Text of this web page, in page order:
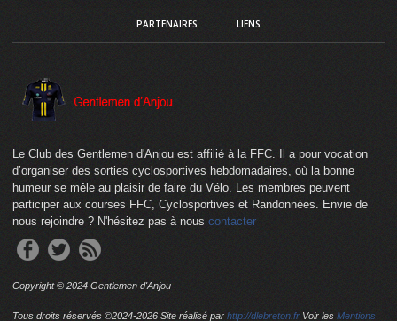
PARTENAIRES LIENS
Le Club des Gentlemen d'Anjou est affilié à la FFC. Il a pour vocation
d’organiser des sorties cyclosportives hebdomadaires, où la bonne
humeur se mêle au plaisir de faire du Vélo. Les membres peuvent
participer aux courses FFC, Cyclosportives et Randonnées. Envie de
nous rejoindre ? N'hésitez pas à nous contacter
Copyright © 2024 Gentlemen d'Anjou
Tous droits réservés ©2024-2026 Site réalisé par http://dlebreton.fr Voir les Mentions